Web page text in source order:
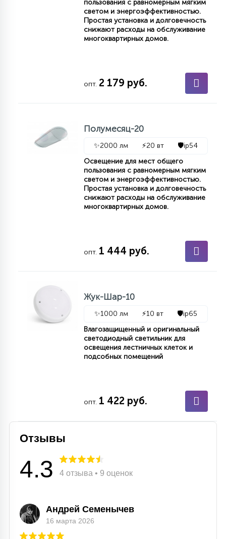
С УПРАВЛЕНИЕМ
пользования с равномерным мягким
светом и энергоэффективностью.
Простая установка и долговечность
снижают расходы на обслуживание
многоквартирных домов.
опт. 2 179 руб.
Полумесяц-20
✨2000 лм ⚡20 вт 🛡️ip54
Освещение для мест общего
пользования с равномерным мягким
светом и энергоэффективностью.
Простая установка и долговечность
снижают расходы на обслуживание
многоквартирных домов.
опт. 1 444 руб.
Жук-Шар-10
✨1000 лм ⚡10 вт 🛡️ip65
Влагозащищенный и оригинальный
светодиодный светильник для
освещения лестничных клеток и
подсобных помещений
опт. 1 422 руб.
Отзывы
4.3 4 отзыва • 9 оценок
Андрей Семенычев
16 марта 2026